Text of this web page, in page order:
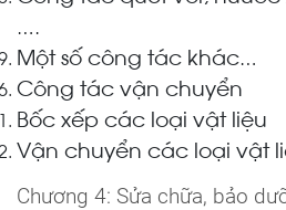
….
Một số công tác khác…
Công tác vận chuyển
Bốc xếp các loại vật liệu
Vận chuyển các loại vật
Chương 4: Sửa chữa, bảo